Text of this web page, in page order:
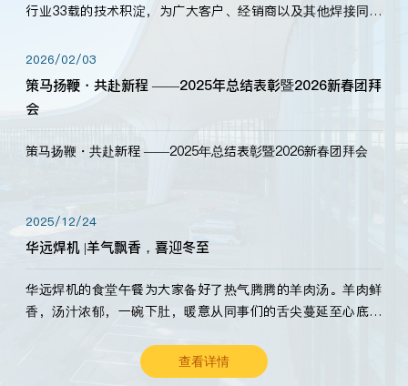
行业33载的技术积淀，为广大客户、经销商以及其他焊接同仁
2026/02/03
策马扬鞭・共赴新程 ——2025年总结表彰暨2026新春团拜
会
策马扬鞭・共赴新程 ——2025年总结表彰暨2026新春团拜会
2025/12/24
华远焊机 |羊气飘香，喜迎冬至
华远焊机的食堂午餐为大家备好了热气腾腾的羊肉汤。羊肉鲜
香，汤汁浓郁，一碗下肚，暖意从同事们的舌尖蔓延至心底。
查看详情